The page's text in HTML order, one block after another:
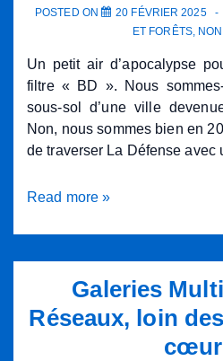
POSTED ON 20 FÉVRIER 2025
ET FORÊTS,
Un petit air d’apocalypse
filtre « BD ». Nous
sous-sol d’une ville
Non, nous sommes bien en
de traverser La Défense avec
Galeries
et
l’apocalypse.
Voyage
le
Read more »
Galeries
Réseaux, loin